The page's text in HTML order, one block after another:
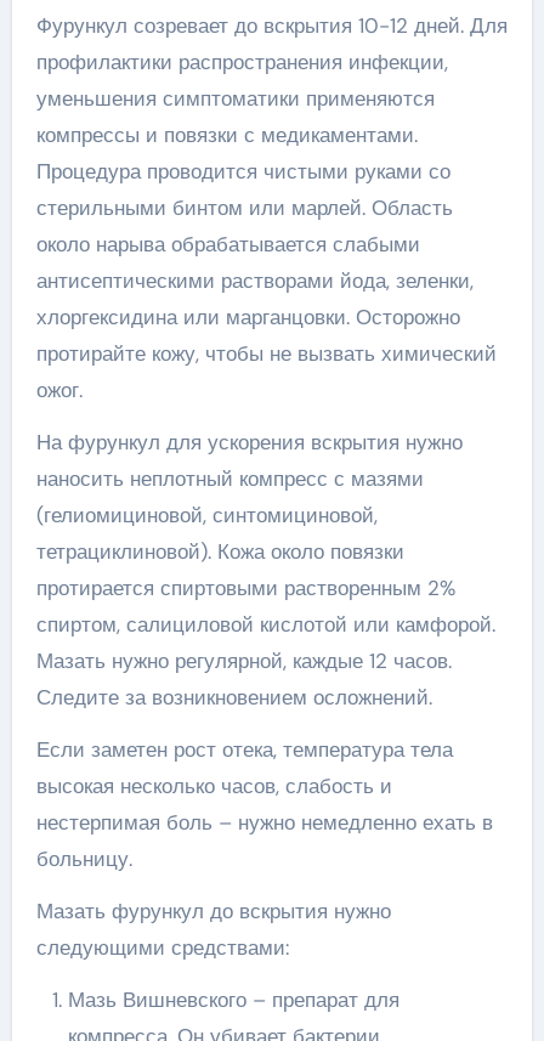
Фурункул созревает до вскрытия 10-12 дней. Для
профилактики распространения инфекции,
уменьшения симптоматики применяются
компрессы и повязки с медикаментами.
Процедура проводится чистыми руками со
стерильными бинтом или марлей. Область
около нарыва обрабатывается слабыми
антисептическими растворами йода, зеленки,
хлоргексидина или марганцовки. Осторожно
протирайте кожу, чтобы не вызвать химический
ожог.
На фурункул для ускорения вскрытия нужно
наносить неплотный компресс с мазями
(гелиомициновой, синтомициновой,
тетрациклиновой). Кожа около повязки
протирается спиртовыми растворенным 2%
спиртом, салициловой кислотой или камфорой.
Мазать нужно регулярной, каждые 12 часов.
Следите за возникновением осложнений.
Если заметен рост отека, температура тела
высокая несколько часов, слабость и
нестерпимая боль – нужно немедленно ехать в
больницу.
Мазать фурункул до вскрытия нужно
следующими средствами:
Мазь Вишневского – препарат для